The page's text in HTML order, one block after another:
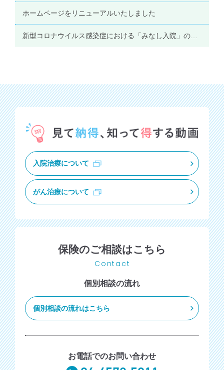
ホームページをリニューアルいたしました
入院治療について
がん治療について
保険のご相談はこちら
Contact
個別相談の流れ
個別相談の流れはこちら
お電話でのお問い合わせ